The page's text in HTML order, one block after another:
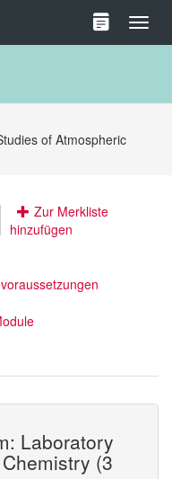
of Atmospheric
Zur Merkliste
hinzufügen
Laboratory
(3